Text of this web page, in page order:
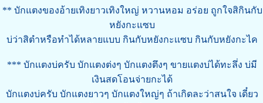
** บักแตงของอ้ายเทิงยาวเทิงใหญ่ หวานหอม อร่อย ถูกใจสิกินกับ
หยังกะแซบ
บ่ว่าสิตำหรือทำได้หลายแบบ กินกับหยังกะเเซบ กินกับหยังกะไค
*** บักเเตงบ่ครับ บักแตงต่งๆ บักแตงตึงๆ ขายแตงบ่ได้ทะลึ่ง บ่มี
เงินสดโอนจ่ายกะได้
บักแตงบ่ครับ บักแตงยาวๆ บักแตงใหญ่ๆ ถ้าเกิดละว่าสนใจ เดี๋ยว